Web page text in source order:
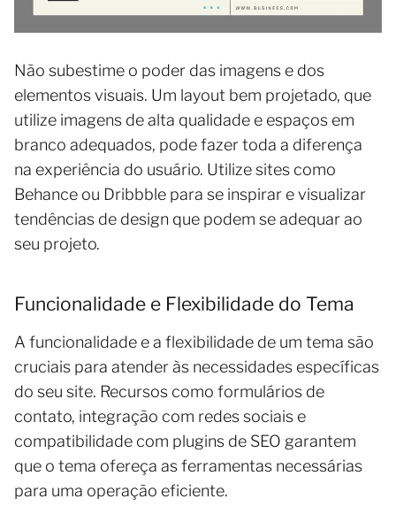
Não subestime o poder das imagens e dos
elementos visuais. Um layout bem projetado, que
utilize imagens de alta qualidade e espaços em
branco adequados, pode fazer toda a diferença
na experiência do usuário. Utilize sites como
Behance ou Dribbble para se inspirar e visualizar
tendências de design que podem se adequar ao
seu projeto.
Funcionalidade e Flexibilidade do Tema
A funcionalidade e a flexibilidade de um tema são
cruciais para atender às necessidades específicas
do seu site. Recursos como formulários de
contato, integração com redes sociais e
compatibilidade com plugins de SEO garantem
que o tema ofereça as ferramentas necessárias
para uma operação eficiente.